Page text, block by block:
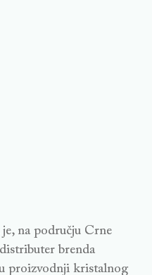
na području Crne
brenda
proizvodnji kristalnog